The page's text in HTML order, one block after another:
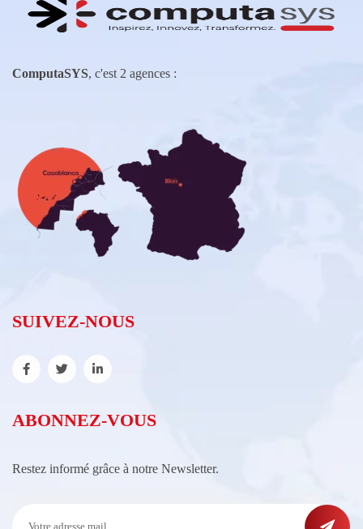
ComputaSYS, c'est 2 agences :
SUIVEZ-NOUS
ABONNEZ-VOUS
Restez informé grâce à notre Newsletter.